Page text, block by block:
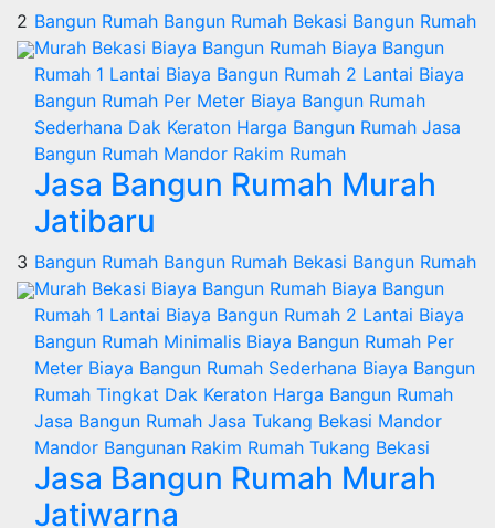
2 Bangun Rumah Bangun Rumah Bekasi Bangun Rumah
Murah Bekasi Biaya Bangun Rumah Biaya Bangun
Rumah 1 Lantai Biaya Bangun Rumah 2 Lantai Biaya
Bangun Rumah Per Meter Biaya Bangun Rumah
Sederhana Dak Keraton Harga Bangun Rumah Jasa
Bangun Rumah Mandor Rakim Rumah
Jasa Bangun Rumah Murah
Jatibaru
3 Bangun Rumah Bangun Rumah Bekasi Bangun Rumah
Murah Bekasi Biaya Bangun Rumah Biaya Bangun
Rumah 1 Lantai Biaya Bangun Rumah 2 Lantai Biaya
Bangun Rumah Minimalis Biaya Bangun Rumah Per
Meter Biaya Bangun Rumah Sederhana Biaya Bangun
Rumah Tingkat Dak Keraton Harga Bangun Rumah
Jasa Bangun Rumah Jasa Tukang Bekasi Mandor
Mandor Bangunan Rakim Rumah Tukang Bekasi
Jasa Bangun Rumah Murah
Jatiwarna